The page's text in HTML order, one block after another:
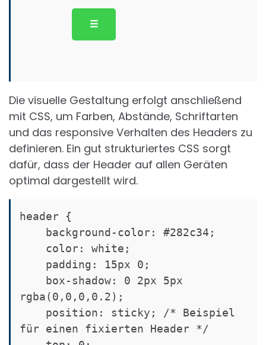
☰
Die visuelle Gestaltung erfolgt anschließend
mit CSS, um Farben, Abstände, Schriftarten
und das responsive Verhalten des Headers zu
definieren. Ein gut strukturiertes CSS sorgt
dafür, dass der Header auf allen Geräten
optimal dargestellt wird.
header {
rgba(0,0,0,0.2);
für einen fixierten Header */